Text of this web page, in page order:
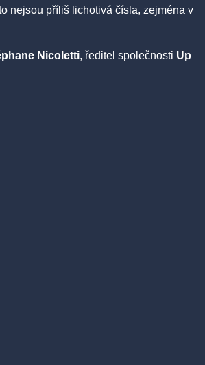
nejsou příliš lichotivá čísla, zejména v
Nicoletti, ředitel společnosti Up